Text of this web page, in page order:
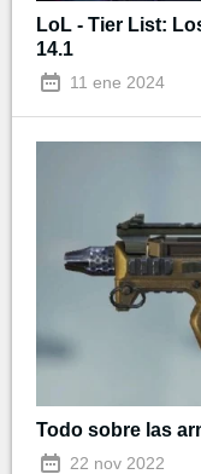
LoL - Tier List:
14.1
11 ene 2024
Todo sobre las
22 nov 2022